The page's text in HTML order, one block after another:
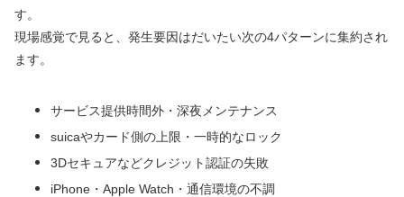
す。
現場感覚で見ると、発生要因はだいたい次の4パターンに集約され
ます。
サービス提供時間外・深夜メンテナンス
suicaやカード側の上限・一時的なロック
3Dセキュアなどクレジット認証の失敗
iPhone・Apple Watch・通信環境の不調